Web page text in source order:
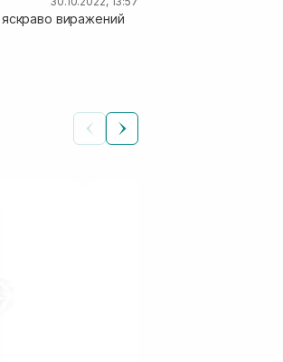
виражений